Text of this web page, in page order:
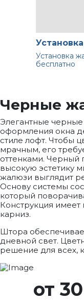
Установка
Установка
бесплатно
Черные
Элегантные
оформления окна
стиле лофт. Чтобы
мрачным, его
оттенками. Черный
высокую эстетику
жалюзи выглядит
Основу системы
который
Конструкция
карниз.
Штора
дневной свет.
решение для всех,
от